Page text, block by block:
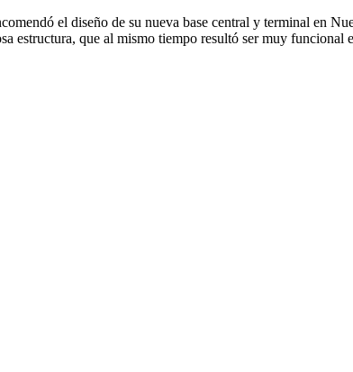
el diseño de su nueva base central y terminal en
estructura, que al mismo tiempo resultó ser muy funcional